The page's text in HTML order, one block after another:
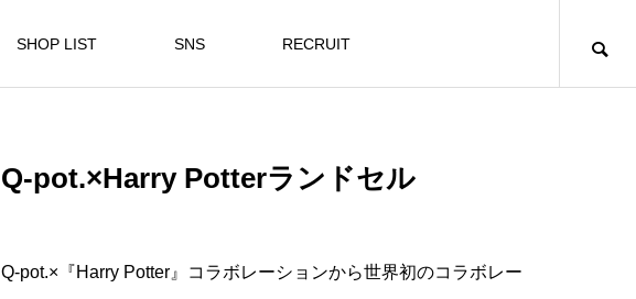
SHOP LIST SNS RECRUIT
Q-pot.×Harry Potterランドセル
Q-pot.×『Harry Potter』コラボレーションから世界初のコラボレー